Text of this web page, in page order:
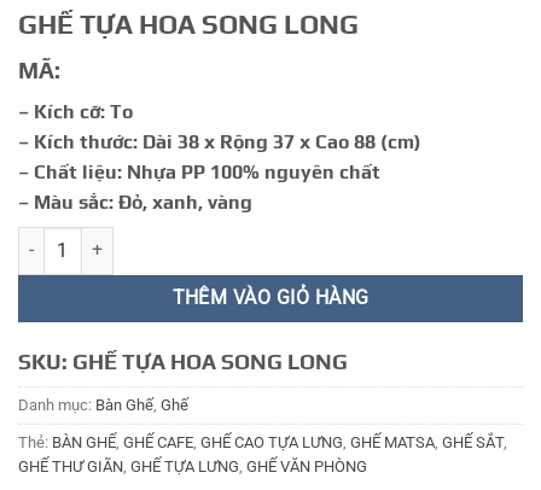
là:
tại
GHẾ TỰA HOA SONG LONG
MÃ:
– Kích cỡ: To
– Kích thước: Dài 38 x Rộng 37 x Cao 88 (cm)
– Chất liệu: Nhựa PP 100% nguyên chất
– Màu sắc: Đỏ, xanh, vàng
GHẾ TỰA 30.1 số lượng
THÊM VÀO GIỎ HÀNG
SKU: GHẾ TỰA HOA SONG LONG
Danh mục: Bàn Ghế, Ghế
Thẻ: BÀN GHẾ GHẾ CAFE GHẾ CAO TỰA LƯNG GHẾ MATSA GHẾ SẮT,
GHẾ THƯ GIÃN GHẾ TỰA LƯNG GHẾ VĂN PHÒNG